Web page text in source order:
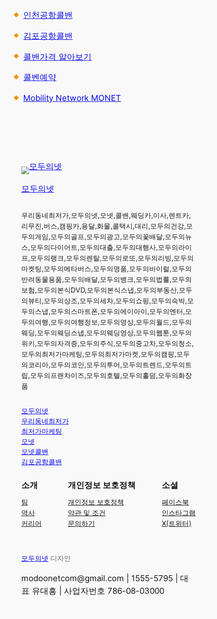
인천공항콜밴
김포공항콜밴
콜밴가격 알아보기
콜벤예약
Mobility Network MONET
모두의넷
우리동네최저가,모두의넷,모넷,콜밴,웨딩카,이사,렌트카,
리무진,버스,캠핑카,용달,화물,콜택시,대리,모두의건강,모
두의게임,모두의골프,모두의광고,모두의꽃배달,모두의뉴
스,모두의다이어트,모두의대출,모두의대행사,모두의라이
프,모두의랭크,모두의렌탈,모두의로또,모두의리빙,모두의
마켓팅,모두의메타버스,모두의명품,모두의바이럴,모두의
반려동물용품,모두의배달,모두의뱅크,모두의법률,모두의
보험,모두의본식DVD,모두의본식스냅,모두의부동산,모두
의뷰티,모두의상조,모두의세차,모두의쇼핑,모두의숙박,모
두의스냅,모두의스마트폰,모두의에이아이,모두의엔터,모
두의여행,모두의여행정보,모두의영상,모두의월드,모두의
웨딩,모두의웨딩스냅,모두의웨딩영상,모두의웹툰,모두의
위키,모두의자격증,모두의주식,모두의중고차,모두의청소,
모두의최저가마케팅,모두의최저가마켓,모두의캠핑,모두
의코리아,모두의코인,모두의투어,모두의트렌드,모두의트
립,모두의프랜차이즈,모두의호텔,모두의홀덤,모두의화장
품
모두의넷
우리동네최저가
최저가마케팅
모넷
모넷콜밴
김포공항콜밴
소개
팀
역사
커리어
개인정보 보호정책
개인정보 보호정책
약관 및 조건
문의하기
소셜
페이스북
인스타그램
X(트위터)
모두의넷 디자인
modoonetcom@gmail.com | 1555-5795 | 대
표 유대흥 | 사업자번호 786-08-03000